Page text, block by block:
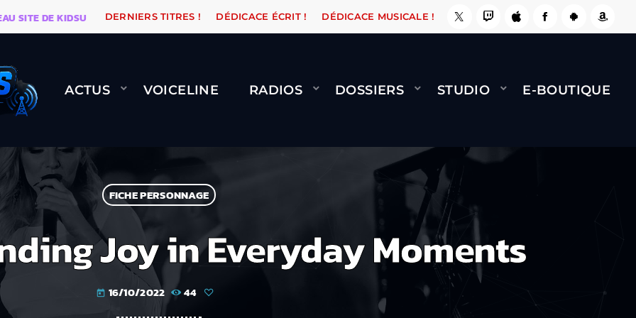
DE KIDSUNE WARÉTRO ORANGE ROAD QUI PASSE, ÇA LE FAIT ! NAMI BERNARD MINET -
DERNIERS TITRES ! DÉDICACE ÉCRIT ! DÉDICACE MUSICALE !
ACTUS VOICELINE RADIOS DOSSIERS STUDIO E-BOUTIQUE
FICHE PERSONNAGE
Joy in Everyday Moments
today 16/10/2022 44